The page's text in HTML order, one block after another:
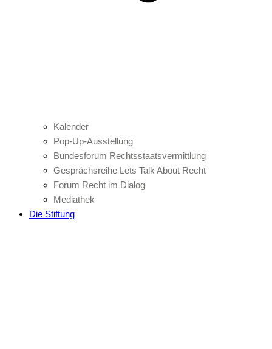
Kalender
Pop-Up-Ausstellung
Bundesforum Rechtsstaatsvermittlung
Gesprächsreihe Lets Talk About Recht
Forum Recht im Dialog
Mediathek
Die Stiftung